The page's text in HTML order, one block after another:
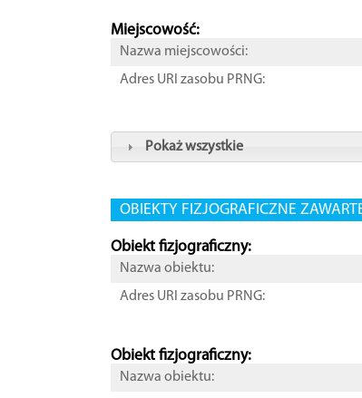
Miejscowość:
Nazwa miejscowości:
Adres URI zasobu PRNG:
Pokaż wszystkie
OBIEKTY FIZJOGRAFICZNE
Obiekt fizjograficzny:
Nazwa obiektu:
Adres URI zasobu PRNG:
Obiekt fizjograficzny:
Nazwa obiektu: